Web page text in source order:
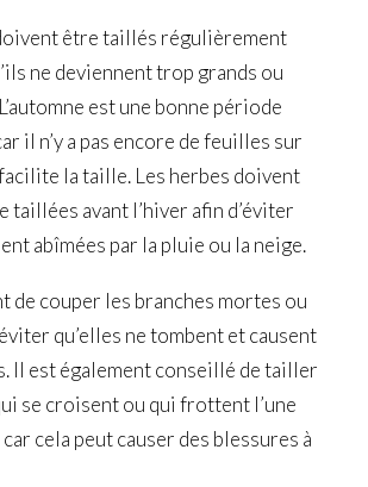
être taillés régulièrement
ne deviennent trop grands ou
est une bonne période
il n’y a pas encore de feuilles sur
facilite la taille. Les herbes doivent
taillées avant l’hiver afin d’éviter
abîmées par la pluie ou la neige.
de couper les branches mortes ou
qu’elles ne tombent et causent
Il est également conseillé de tailler
se croisent ou qui frottent l’une
cela peut causer des blessures à